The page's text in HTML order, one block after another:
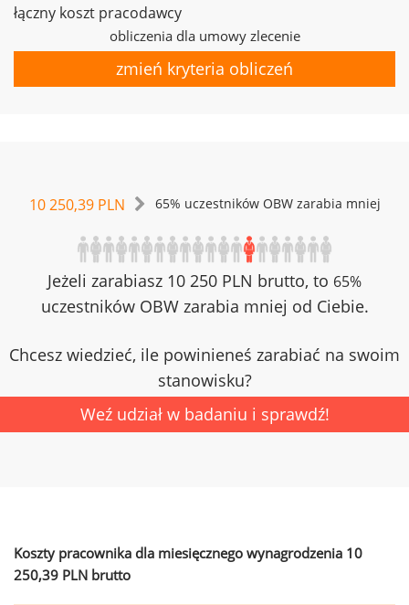
łączny koszt pracodawcy
obliczenia dla umowy zlecenie
zmień kryteria obliczeń
10 250,39 PLN 65% uczestników OBW zarabia mniej
Jeżeli zarabiasz 10 250 PLN brutto, to 65%
uczestników OBW zarabia mniej od Ciebie.
Chcesz wiedzieć, ile powinieneś zarabiać na swoim
stanowisku?
Weź udział w badaniu i sprawdź!
Koszty pracownika dla miesięcznego wynagrodzenia 10
250,39 PLN brutto